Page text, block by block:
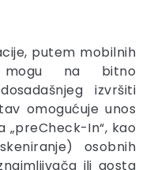
putem mobilnih
mogu na bitno
izvršiti
omogućuje unos
In“, kao
osobnih
ili gosta